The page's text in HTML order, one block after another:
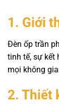
1. Giới
Đèn ốp trần
tinh tế, sự kết
mọi không
2. Thiết